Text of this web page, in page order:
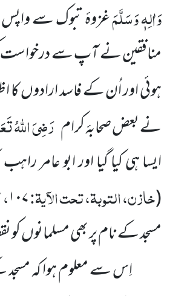
وَاٰلِہٖ وَسَلَّمَغزوۂ تبوک سے
منافقین نے آپ سے درخواست
ہوئی اور اُن کے فاسد ارادوں کا
نے بعض صحابۂ کرام رَضِیَ اللہُ
ایسا ہی کیا گیا اور ابو عامر
(خازن، التوبۃ، تحت الآیۃ:۱۰۷،
مسجد کے نام پر بھی مسلمانوں کو
اِس سے معلوم ہوا کہ مسجد